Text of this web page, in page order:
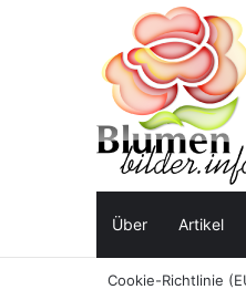
Über Artikel
Cookie-Richtlinie